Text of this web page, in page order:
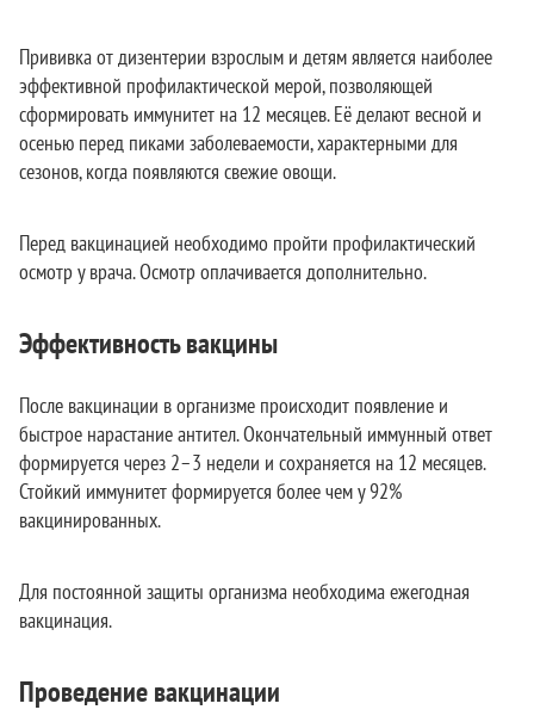
Прививка от дизентерии взрослым и детям является наиболее
эффективной профилактической мерой, позволяющей
сформировать иммунитет на 12 месяцев. Её делают весной и
осенью перед пиками заболеваемости, характерными для
сезонов, когда появляются свежие овощи.
Перед вакцинацией необходимо пройти профилактический
осмотр у врача. Осмотр оплачивается дополнительно.
Эффективность вакцины
После вакцинации в организме происходит появление и
быстрое нарастание антител. Окончательный иммунный ответ
формируется через 2–3 недели и сохраняется на 12 месяцев.
Стойкий иммунитет формируется более чем у 92%
вакцинированных.
Для постоянной защиты организма необходима ежегодная
вакцинация.
Проведение вакцинации